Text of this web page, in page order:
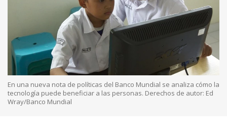
En una nueva nota de políticas del Banco Mundial se analiza cómo la
tecnología puede beneficiar a las personas. Derechos de autor: Ed
Wray/Banco Mundial